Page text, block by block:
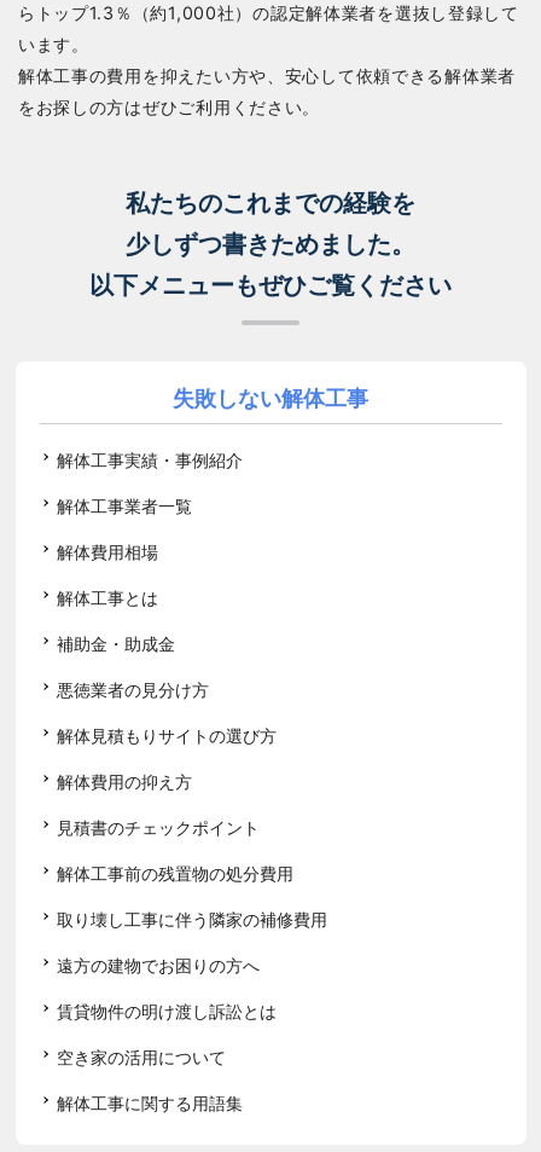
らトップ1.3％（約1,000社）の認定解体業者を選抜し登録して
います。
解体工事の費用を抑えたい方や、安心して依頼できる解体業者
をお探しの方はぜひご利用ください。
私たちのこれまでの経験を
少しずつ書きためました。
以下メニューもぜひご覧ください
失敗しない解体工事
解体工事実績・事例紹介
解体工事業者一覧
解体費用相場
解体工事とは
補助金・助成金
悪徳業者の見分け方
解体見積もりサイトの選び方
解体費用の抑え方
見積書のチェックポイント
解体工事前の残置物の処分費用
取り壊し工事に伴う隣家の補修費用
遠方の建物でお困りの方へ
賃貸物件の明け渡し訴訟とは
空き家の活用について
解体工事に関する用語集